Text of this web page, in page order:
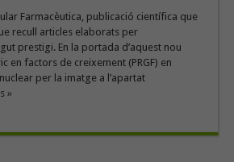
Farmacèutica, publicació científica que
recull articles elaborats per
prestigi. En la portada d’aquest nou
en factors de creixement (PRGF) en
per la imatge a l’apartat
»